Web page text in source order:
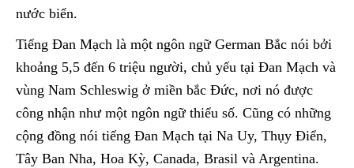
nước biển.
Tiếng Đan Mạch là một ngôn ngữ German Bắc nói bởi
khoảng 5,5 đến 6 triệu người, chủ yếu tại Đan Mạch và
vùng Nam Schleswig ở miền bắc Đức, nơi nó được
công nhận như một ngôn ngữ thiểu số. Cũng có những
cộng đồng nói tiếng Đan Mạch tại Na Uy, Thụy Điển,
Tây Ban Nha, Hoa Kỳ, Canada, Brasil và Argentina.